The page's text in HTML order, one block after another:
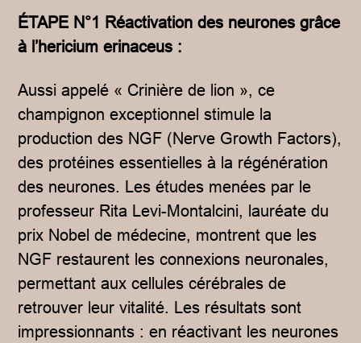
ÉTAPE N°1 Réactivation des neurones grâce
à l’hericium erinaceus :
Aussi appelé « Crinière de lion », ce
champignon exceptionnel stimule la
production des NGF (Nerve Growth Factors),
des protéines essentielles à la régénération
des neurones. Les études menées par le
professeur Rita Levi-Montalcini, lauréate du
prix Nobel de médecine, montrent que les
NGF restaurent les connexions neuronales,
permettant aux cellules cérébrales de
retrouver leur vitalité. Les résultats sont
impressionnants : en réactivant les neurones